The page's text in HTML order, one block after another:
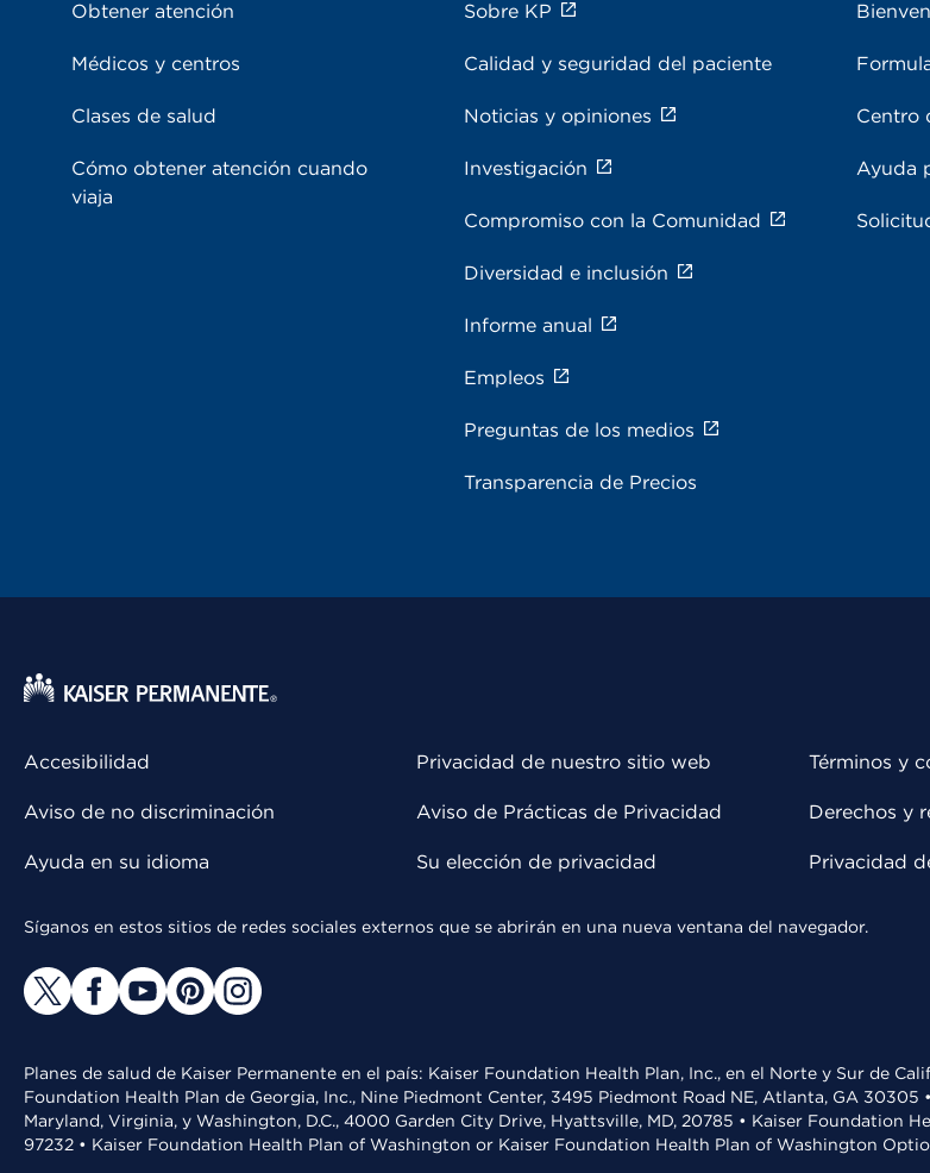
Obtener atención
Médicos y centros
Clases de salud
Cómo obtener atención cuando
viaja
Sobre KP
Calidad y seguridad del paciente
Noticias y opiniones
Investigación
Compromiso con la Comunidad
Diversidad e inclusión
Informe anual
Empleos
Preguntas de los medios
Transparencia de Precios
Centro
Ayuda
Accesibilidad
Aviso de no discriminación
Ayuda en su idioma
Privacidad de nuestro sitio web
Aviso de Prácticas de Privacidad
Su elección de privacidad
Términos y
Derechos y
Privacidad
Síganos en estos sitios de redes sociales externos que se abrirán en una nueva ventana del navegador.
Planes de salud de Kaiser Permanente en el país: Kaiser Foundation Health Plan, Inc., en el Norte y Sur de
Foundation Health Plan de Georgia, Inc., Nine Piedmont Center, 3495 Piedmont Road NE, Atlanta, GA
Maryland, Virginia, y Washington, D.C., 4000 Garden City Drive, Hyattsville, MD, 20785 • Kaiser Foundation
97232 • Kaiser Foundation Health Plan of Washington or Kaiser Foundation Health Plan of Washington